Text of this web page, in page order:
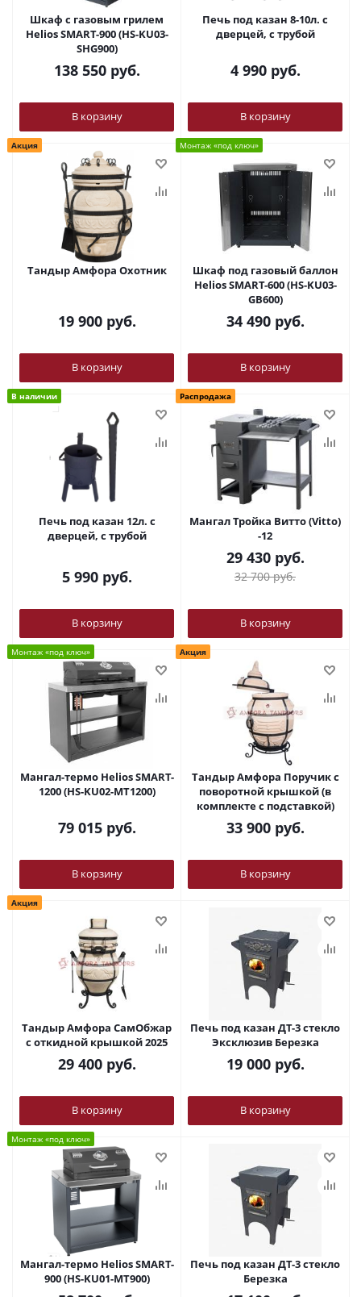
Шкаф c газовым грилем
Helios SMART-900 (HS-KU03-
SHG900)
138 550руб.
В корзину
Печь под казан 8-10л. с
дверцей, с трубой
4 990руб.
В корзину
Акция
Тандыр Амфора Охотник
19 900руб.
В корзину
Монтаж «под ключ»
Шкаф под газовый баллон
Helios SMART-600 (HS-KU03-
GB600)
34 490руб.
В корзину
В наличии
Печь под казан 12л. с
дверцей, с трубой
5 990руб.
В корзину
Распродажа
Мангал Тройка Витто (Vitto)
-12
29 430руб.
32 700руб.
В корзину
Монтаж «под ключ»
Мангал-термо Helios SMART-
1200 (HS-KU02-MT1200)
79 015руб.
В корзину
Акция
Тандыр Амфора Поручик с
поворотной крышкой (в
комплекте с подставкой)
33 900руб.
В корзину
Акция
Тандыр Амфора СамОбжар
с откидной крышкой 2025
29 400руб.
В корзину
Печь под казан ДТ-3 стекло
Эксклюзив Березка
19 000руб.
В корзину
Монтаж «под ключ»
Мангал-термо Helios SMART-
900 (HS-KU01-MT900)
Печь под казан ДТ-3 стекло
Березка